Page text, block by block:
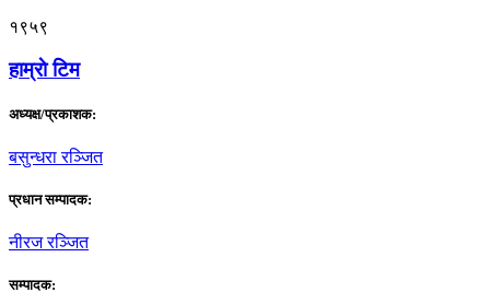
१९५९
हाम्राे टिम
अध्यक्ष/प्रकाशक:
बसुन्धरा रञ्जित
प्रधान सम्पादक:
नीरज रञ्जित
सम्पादक: